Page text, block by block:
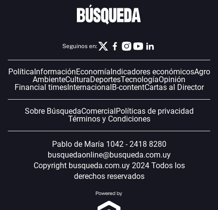
Seguinos en:
Política InformaciónEconomía Indicadores económicosAgro
AmbienteCulturaDeportesTecnologíaOpinión
Financial timesInternacional B-contentCartas al Director
Sobre BúsquedaComercial Políticas de privacidad
Términos y Condiciones
Pablo de María 1042 - 2418 8280
busquedaonline@busqueda.com.uy
Copyright busqueda.com.uy 2024 Todos los
derechos reservados